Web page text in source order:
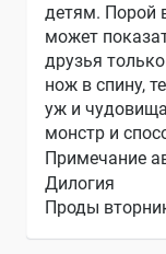
детям. Порой
может
друзья
нож в спину,
уж и
монстр и
Примечание
Дилогия
Проды